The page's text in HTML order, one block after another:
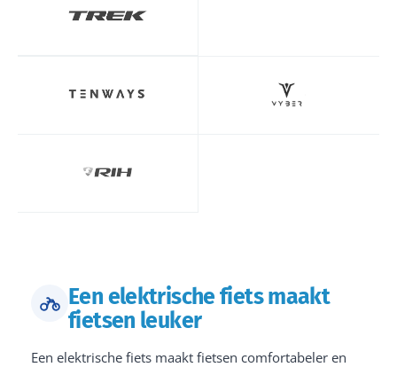
Een elektrische fiets maakt
fietsen leuker
Een elektrische fiets maakt fietsen comfortabeler en